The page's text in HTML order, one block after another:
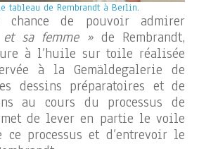
tableau de Rembrandt à Berlin.
chance de pouvoir admirer
sa femme » de Rembrandt,
à l’huile sur toile réalisée
à la Gemäldegalerie de
dessins préparatoires et de
au cours du processus de
de lever en partie le voile
processus et d’entrevoir le